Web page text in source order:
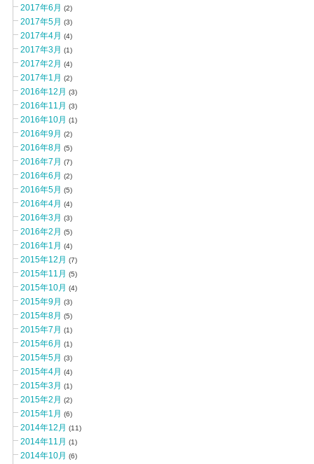
2017年6月 (2)
2017年5月 (3)
2017年4月 (4)
2017年3月 (1)
2017年2月 (4)
2017年1月 (2)
2016年12月 (3)
2016年11月 (3)
2016年10月 (1)
2016年9月 (2)
2016年8月 (5)
2016年7月 (7)
2016年6月 (2)
2016年5月 (5)
2016年4月 (4)
2016年3月 (3)
2016年2月 (5)
2016年1月 (4)
2015年12月 (7)
2015年11月 (5)
2015年10月 (4)
2015年9月 (3)
2015年8月 (5)
2015年7月 (1)
2015年6月 (1)
2015年5月 (3)
2015年4月 (4)
2015年3月 (1)
2015年2月 (2)
2015年1月 (6)
2014年12月 (11)
2014年11月 (1)
2014年10月 (6)